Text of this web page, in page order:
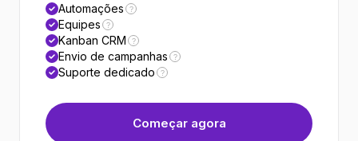
Automações ?
Equipes ?
Kanban CRM ?
Envio de campanhas ?
Suporte dedicado ?
Começar agora